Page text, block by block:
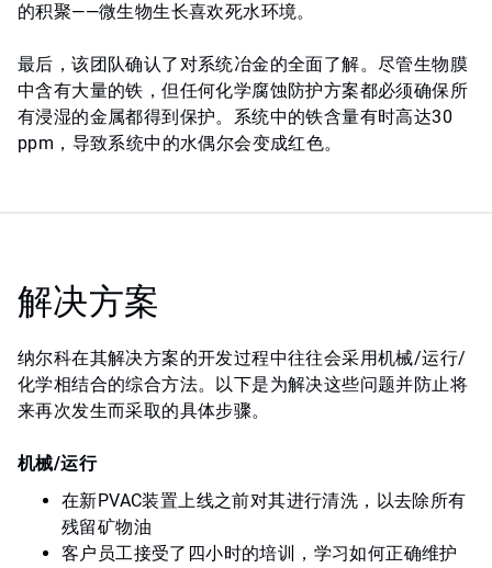
的积聚——微生物生长喜欢死水环境。
最后，该团队确认了对系统冶金的全面了解。尽管生物膜
中含有大量的铁，但任何化学腐蚀防护方案都必须确保所
有浸湿的金属都得到保护。系统中的铁含量有时高达30
ppm，导致系统中的水偶尔会变成红色。
解决方案
纳尔科在其解决方案的开发过程中往往会采用机械/运行/
化学相结合的综合方法。以下是为解决这些问题并防止将
来再次发生而采取的具体步骤。
机械/运行
在新PVAC装置上线之前对其进行清洗，以去除所有
残留矿物油
客户员工接受了四小时的培训，学习如何正确维护